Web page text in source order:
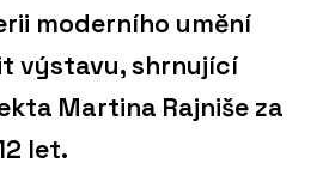
moderního umění
výstavu, shrnující
Martina Rajniše za
let.